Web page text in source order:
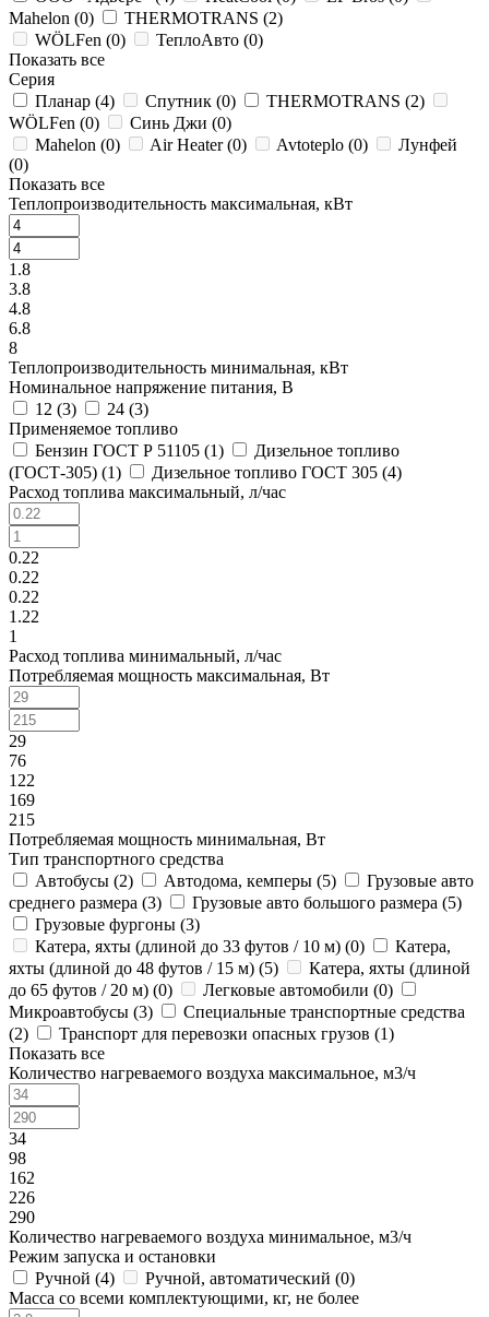
Mahelon (0) THERMOTRANS (2)
WÖLFen (0) ТеплоАвто (0)
Показать все
Серия
Планар (4) Спутник (0) THERMOTRANS (2)
WÖLFen (0) Синь Джи (0)
Mahelon (0) Air Heater (0) Avtoteplo (0)
Лунфей
(0)
Показать все
Теплопроизводительность максимальная, кВт
1.8
3.8
4.8
6.8
8
Теплопроизводительность минимальная, кВт
Номинальное напряжение питания, В
12 (3) 24 (3)
Применяемое топливо
Бензин ГОСТ Р 51105 (1)
Дизельное топливо
(ГОСТ-305) (1) Дизельное топливо ГОСТ 305 (4)
Расход топлива максимальный, л/час
0.22
0.22
0.22
1.22
1
Расход топлива минимальный, л/час
Потребляемая мощность максимальная, Вт
29
76
122
169
215
Потребляемая мощность минимальная, Вт
Тип транспортного средства
Автобусы (2) Автодома, кемперы (5)
Грузовые авто
среднего размера (3) Грузовые авто большого размера (5)
Грузовые фургоны (3)
Катера, яхты (длиной до 33 футов / 10 м) (0)
Катера,
яхты (длиной до 48 футов / 15 м) (5)
Катера, яхты (длиной
до 65 футов / 20 м) (0) Легковые автомобили (0)
Микроавтобусы (3)
Специальные транспортные средства
(2) Транспорт для перевозки опасных грузов (1)
Показать все
Количество нагреваемого воздуха максимальное, м3/ч
34
98
162
226
290
Количество нагреваемого воздуха минимальное, м3/ч
Режим запуска и остановки
Ручной (4) Ручной, автоматический (0)
Масса со всеми комплектующими, кг, не более